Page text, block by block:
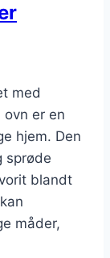
med
ovn er en
hjem. Den
sprøde
blandt
måder,